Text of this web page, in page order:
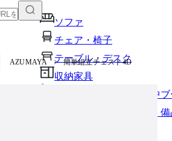
ソファ
チェア・椅子
テーブル・デスク
収納家具
パーソナルブース・集中
オフィスアクセサリー・
加
URLを貼り付けて、カートに追加できます
AZUMAYA 簡単組立チェスト4D